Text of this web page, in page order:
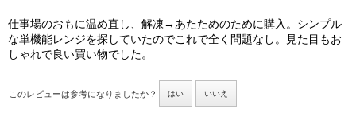
仕事場のおもに温め直し、解凍→あたためのために購入。シンプル
な単機能レンジを探していたのでこれで全く問題なし。見た目もお
しゃれで良い買い物でした。
このレビューは参考になりましたか？ はい いいえ